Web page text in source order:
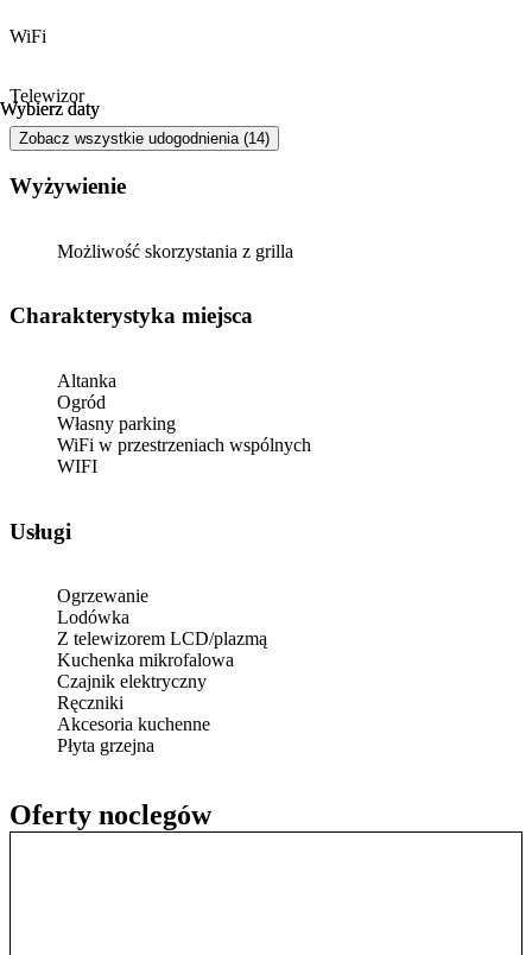
Wybierz daty
Oferty noclegów
Wybierz daty
WiFi
Telewizor
Zobacz wszystkie udogodnienia (14)
Wyżywienie
Możliwość skorzystania z grilla
Charakterystyka miejsca
Altanka
Ogród
Własny parking
WiFi w przestrzeniach wspólnych
WIFI
Usługi
Ogrzewanie
Lodówka
Z telewizorem LCD/plazmą
Kuchenka mikrofalowa
Czajnik elektryczny
Ręczniki
Akcesoria kuchenne
Płyta grzejna